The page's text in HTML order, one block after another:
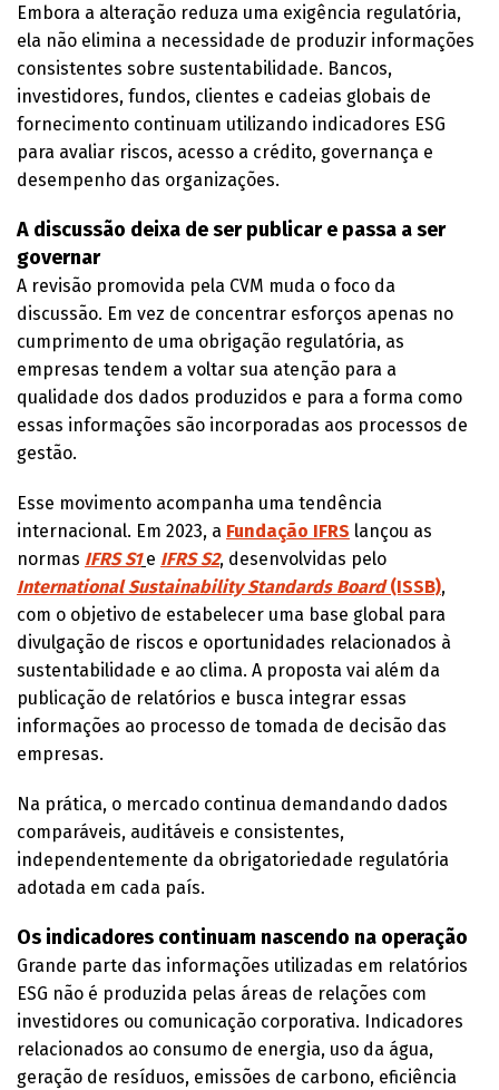
Embora a alteração reduza uma exigência regulatória,
ela não elimina a necessidade de produzir informações
consistentes sobre sustentabilidade. Bancos,
investidores, fundos, clientes e cadeias globais de
fornecimento continuam utilizando indicadores ESG
para avaliar riscos, acesso a crédito, governança e
desempenho das organizações.
A discussão deixa de ser publicar e passa a ser
governar
A revisão promovida pela CVM muda o foco da
discussão. Em vez de concentrar esforços apenas no
cumprimento de uma obrigação regulatória, as
empresas tendem a voltar sua atenção para a
qualidade dos dados produzidos e para a forma como
essas informações são incorporadas aos processos de
gestão.
Esse movimento acompanha uma tendência
internacional. Em 2023, a Fundação IFRS lançou as
normas IFRS S1 e IFRS S2, desenvolvidas pelo
International Sustainability Standards Board(ISSB),
com o objetivo de estabelecer uma base global para
divulgação de riscos e oportunidades relacionados à
sustentabilidade e ao clima. A proposta vai além da
publicação de relatórios e busca integrar essas
informações ao processo de tomada de decisão das
empresas.
Na prática, o mercado continua demandando dados
comparáveis, auditáveis e consistentes,
independentemente da obrigatoriedade regulatória
adotada em cada país.
Os indicadores continuam nascendo na operação
Grande parte das informações utilizadas em relatórios
ESG não é produzida pelas áreas de relações com
investidores ou comunicação corporativa. Indicadores
relacionados ao consumo de energia, uso da água,
geração de resíduos, emissões de carbono, eficiência